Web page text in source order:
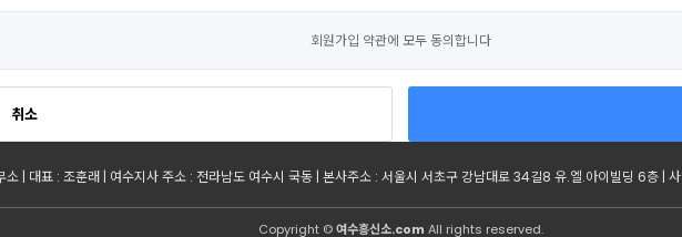
회원가입 약관에 모두 동의합니다
취소
소 | 대표 : 조훈래 | 여수지사 주소 : 전라남도 여수시 국동 | 본사주소 : 서울시 서초구 강남대로 34길8 유.엘.아이빌딩 6
Copyright ©여수흥신소.com All rights reserved.